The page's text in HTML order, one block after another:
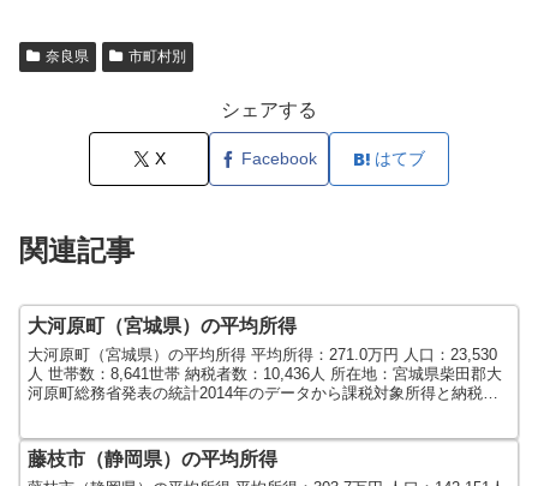
奈良県 市町村別
シェアする
X Facebook はてブ
関連記事
大河原町（宮城県）の平均所得
大河原町（宮城県）の平均所得 平均所得：271.0万円 人口：23,530
人 世帯数：8,641世帯 納税者数：10,436人 所在地：宮城県柴田郡大
河原町総務省発表の統計2014年のデータから課税対象所得と納税者
藤枝市（静岡県）の平均所得